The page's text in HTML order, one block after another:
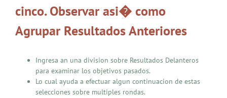
cinco. Observar asi� como
Agrupar Resultados Anteriores
Ingresa an una division sobre Resultados Delanteros
para examinar los objetivos pasados.
Lo cual ayuda a efectuar algun continuacion de estas
selecciones sobre multiples rondas.